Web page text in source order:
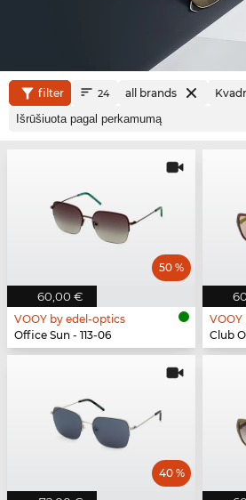
filter 24 all brands
60,00 €
50 %
VOOY by edel-optics
Office Sun - 113-06
Club
40 %